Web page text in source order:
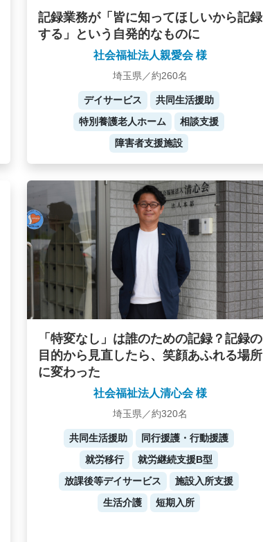
記録業務が「皆に知ってほしいから記録
する」という自発的なものに
社会福祉法人親愛会 様
埼玉県／約260名
デイサービス
共同生活援助
特別養護老人ホーム
相談支援
障害者支援施設
「特変なし」は誰のための記録？記録の
目的から見直したら、笑顔あふれる場所
に変わった
社会福祉法人清心会 様
埼玉県／約320名
共同生活援助
同行援護・行動援護
就労移行
就労継続支援B型
放課後等デイサービス
施設入所支援
生活介護
短期入所